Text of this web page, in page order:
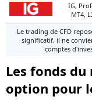
IG,
MT4,
Le trading de CFD
significatif, il ne
comptes
Les fonds
option pour